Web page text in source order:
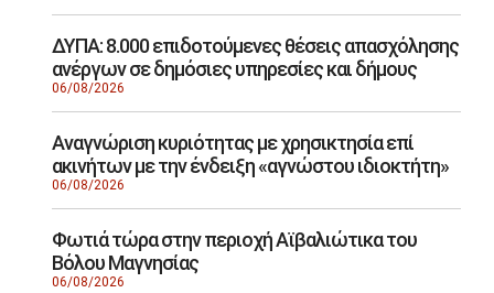
ΔΥΠΑ: 8.000 επιδοτούμενες θέσεις απασχόλησης
ανέργων σε δημόσιες υπηρεσίες και δήμους
06/08/2026
Αναγνώριση κυριότητας με χρησικτησία επί
ακινήτων με την ένδειξη «αγνώστου ιδιοκτήτη»
06/08/2026
Φωτιά τώρα στην περιοχή Αϊβαλιώτικα του
Βόλου Μαγνησίας
06/08/2026